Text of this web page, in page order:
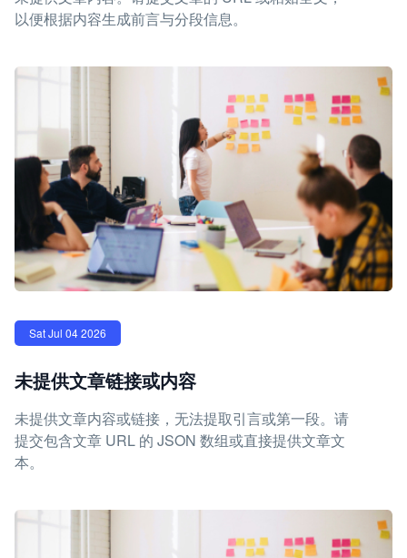
以便根据内容生成前言与分段信息。
Sat Jul 04 2026
未提供文章链接或内容
未提供文章内容或链接，无法提取引言或第一段。请
提交包含文章 URL 的 JSON 数组或直接提供文章文
本。